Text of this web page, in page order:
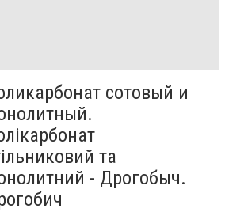
сотовый и
та
- Дрогобыч.